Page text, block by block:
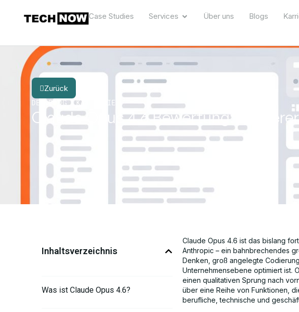
Case Studies Services Über uns Blogs
Zurück
DER BLOG
KATEGORIE
Claude Opus 4.6 Bewertung:
Inhaltsverzeichnis
Was ist Claude Opus 4.6?
Claude Opus 4.6 ist das bislang
Anthropic – ein bahnbrechendes
Denken, groß angelegte
Unternehmensebene optimiert ist.
einen qualitativen Sprung nach
über eine Reihe von Funktionen,
berufliche, technische und